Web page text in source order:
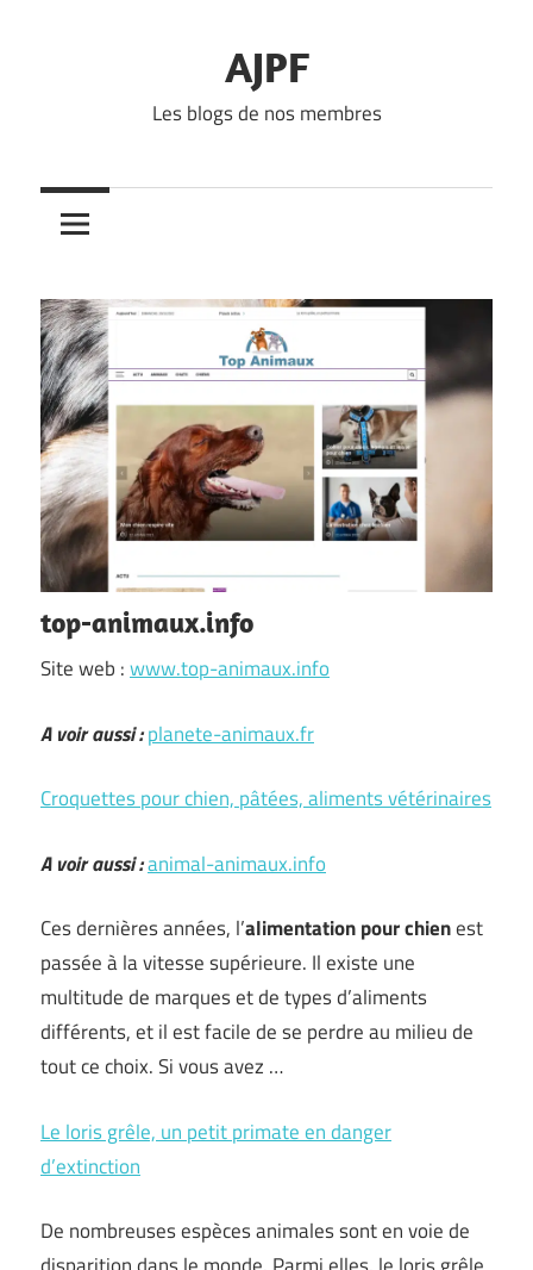
AJPF
Les blogs de nos membres
top-animaux.info
Site web :www.top-animaux.info
A voir aussi :planete-animaux.fr
Croquettes pour chien, pâtées, aliments vétérinaires
A voir aussi :animal-animaux.info
Ces dernières années, l’alimentation pour chienest
passée à la vitesse supérieure. Il existe une
multitude de marques et de types d’aliments
différents, et il est facile de se perdre au milieu de
tout ce choix. Si vous avez …
Le loris grêle, un petit primate en danger
d’extinction
De nombreuses espèces animales sont en voie de